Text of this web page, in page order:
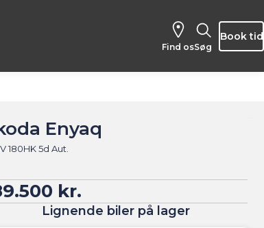
Find os Søg
Book tid
Enyaq
180HK 5d Aut.
kr.
Lignende biler på lager